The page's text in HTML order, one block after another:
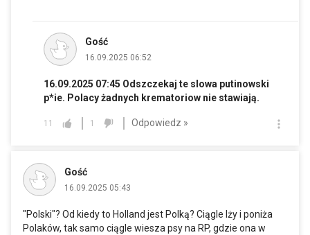
Gość
16.09.2025 06:52
16.09.2025 07:45 Odszczekaj te slowa putinowski
p*ie. Polacy żadnych krematoriow nie stawiają.
11 1 Odpowiedz »
Gość
16.09.2025 05:43
"Polski"? Od kiedy to Holland jest Polką? Ciągle lży i poniża
Polaków, tak samo ciągle wiesza psy na RP, gdzie ona w